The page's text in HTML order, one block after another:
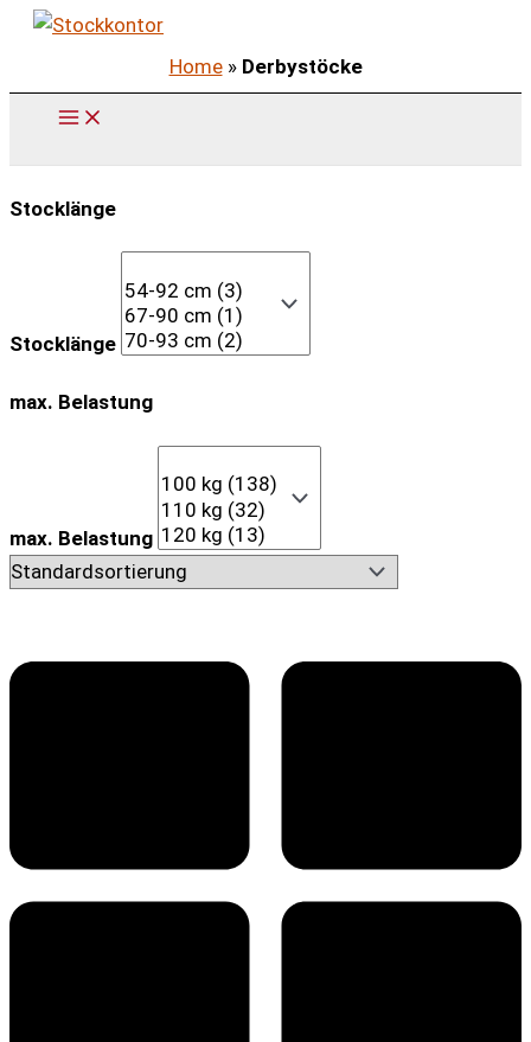
Zum
springen
Home» Derbystöcke
Stocklänge
Stocklänge
max. Belastung
max. Belastung